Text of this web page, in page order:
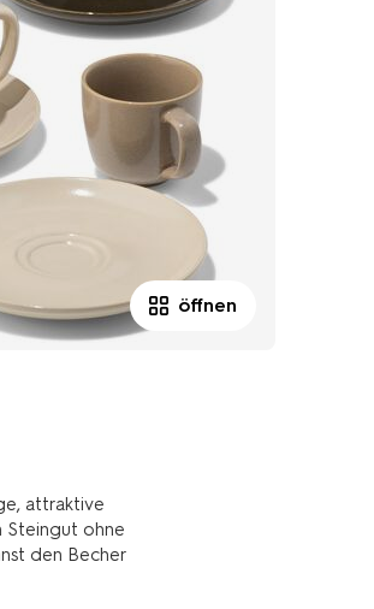
öffnen
attraktive
Steingut ohne
den Becher